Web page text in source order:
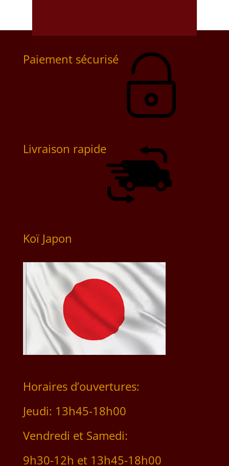
Paiement sécurisé
Livraison rapide
Koï Japon
Horaires d’ouvertures:
Jeudi: 13h45-18h00
Vendredi et Samedi:
9h30-12h et 13h45-18h00